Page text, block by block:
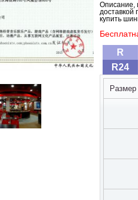
Описание,
доставкой
купить
R
R24
Размер